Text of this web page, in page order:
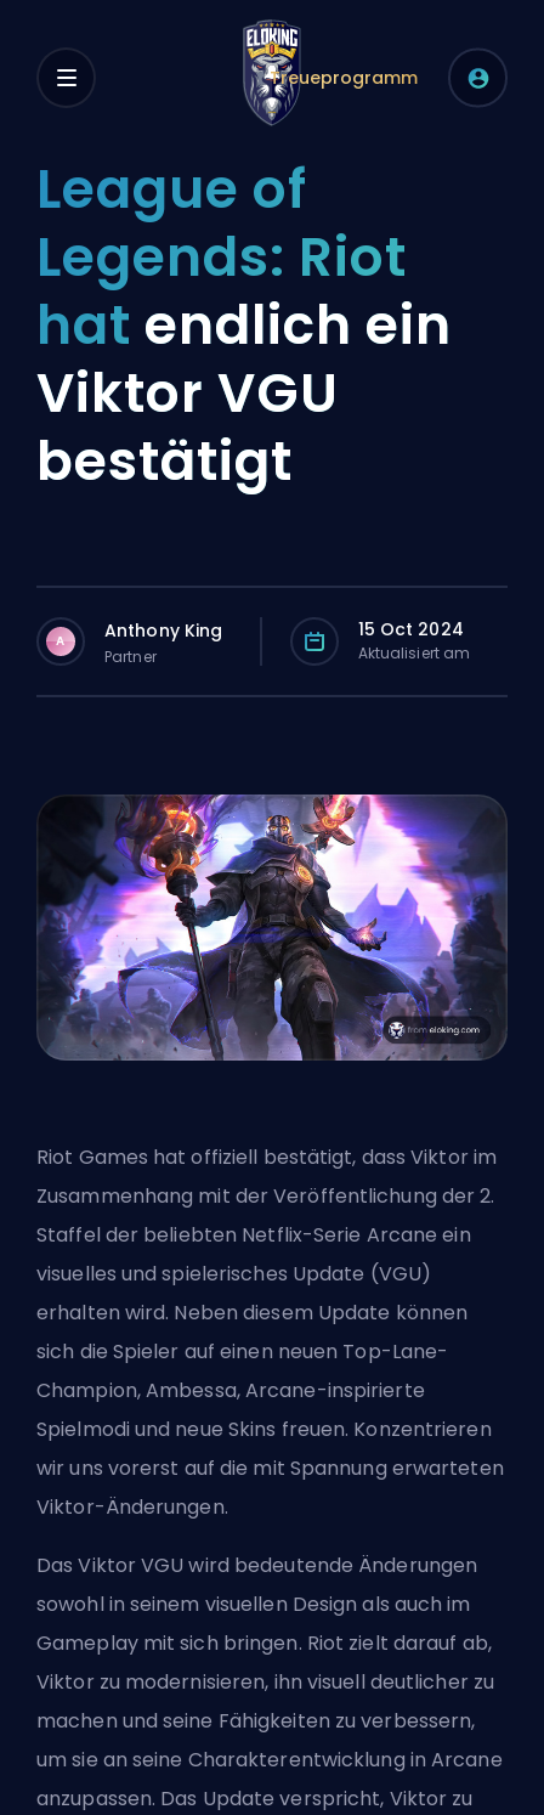
Treueprogramm
League of
Legends: Riot
hat endlich ein
Viktor VGU
bestätigt
A Anthony King
Partner
15 Oct 2024
Aktualisiert am
Riot Games hat offiziell bestätigt, dass Viktor im
Zusammenhang mit der Veröffentlichung der 2.
Staffel der beliebten Netflix-Serie Arcane ein
visuelles und spielerisches Update (VGU)
erhalten wird. Neben diesem Update können
sich die Spieler auf einen neuen Top-Lane-
Champion, Ambessa, Arcane-inspirierte
Spielmodi und neue Skins freuen. Konzentrieren
wir uns vorerst auf die mit Spannung erwarteten
Viktor-Änderungen.
Das Viktor VGU wird bedeutende Änderungen
sowohl in seinem visuellen Design als auch im
Gameplay mit sich bringen. Riot zielt darauf ab,
Viktor zu modernisieren, ihn visuell deutlicher zu
machen und seine Fähigkeiten zu verbessern,
um sie an seine Charakterentwicklung in Arcane
anzupassen. Das Update verspricht, Viktor zu